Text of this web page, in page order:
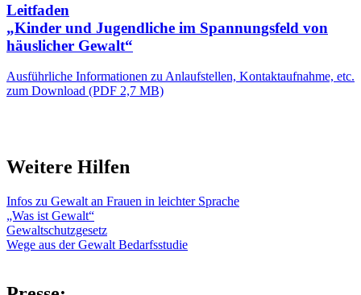
Leitfaden
„Kinder und Jugendliche im Spannungsfeld von
häuslicher Gewalt“
Ausführliche Informationen zu Anlaufstellen, Kontaktaufnahme, etc.
zum Download (PDF 2,7 MB)
Weitere Hilfen
Infos zu Gewalt an Frauen in leichter Sprache
„Was ist Gewalt“
Gewaltschutzgesetz
Wege aus der Gewalt Bedarfsstudie